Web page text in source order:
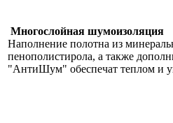
Многослойная шумоизоляция
Наполнение полотна из
пенополистирола, а также
"АнтиШум" обеспечат теплом и